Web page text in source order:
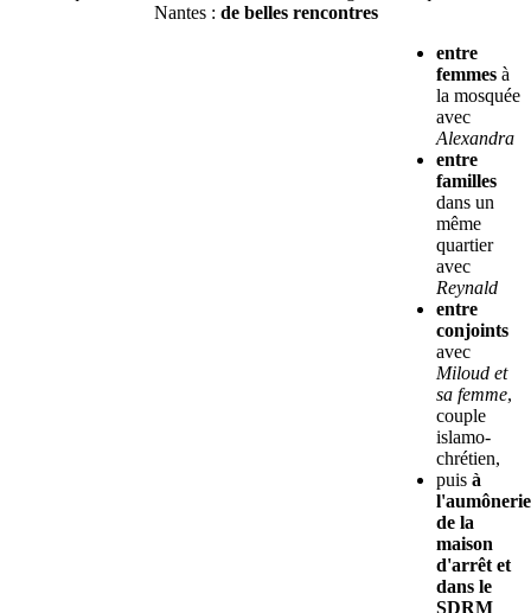
Nantes : de belles rencontres
entre
femmes à
la mosquée
avec
Alexandra
entre
familles
dans un
même
quartier
avec
Reynald
entre
conjoints
avec
Miloud et
sa femme,
couple
islamo-
chrétien,
puis à
l'aumônerie
de la
maison
d'arrêt et
dans le
SDRM